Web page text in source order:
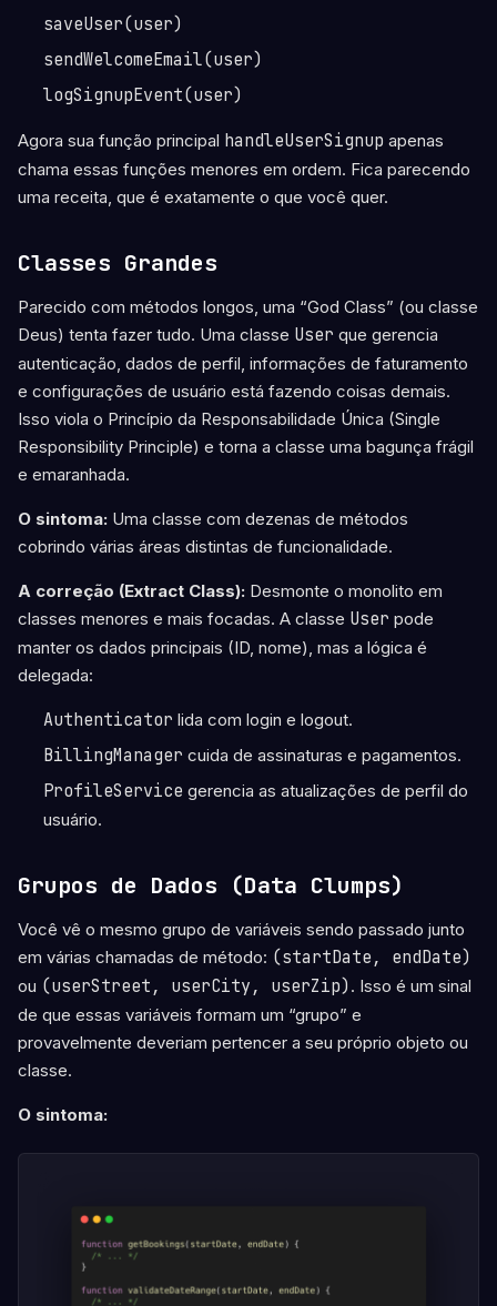
saveUser(user)
sendWelcomeEmail(user)
logSignupEvent(user)
Agora sua função principal handleUserSignup apenas
chama essas funções menores em ordem. Fica parecendo
uma receita, que é exatamente o que você quer.
Classes Grandes
Parecido com métodos longos, uma “God Class” (ou classe
Deus) tenta fazer tudo. Uma classe User que gerencia
autenticação, dados de perfil, informações de faturamento
e configurações de usuário está fazendo coisas demais.
Isso viola o Princípio da Responsabilidade Única (Single
Responsibility Principle) e torna a classe uma bagunça frágil
e emaranhada.
O sintoma: Uma classe com dezenas de métodos
cobrindo várias áreas distintas de funcionalidade.
A correção (Extract Class): Desmonte o monolito em
classes menores e mais focadas. A classe User pode
manter os dados principais (ID, nome), mas a lógica é
delegada:
Authenticator lida com login e logout.
BillingManager cuida de assinaturas e pagamentos.
ProfileService gerencia as atualizações de perfil do
usuário.
Grupos de Dados (Data Clumps)
Você vê o mesmo grupo de variáveis sendo passado junto
em várias chamadas de método: (startDate, endDate)
ou (userStreet, userCity, userZip) . Isso é um sinal
de que essas variáveis formam um “grupo” e
provavelmente deveriam pertencer a seu próprio objeto ou
classe.
O sintoma: